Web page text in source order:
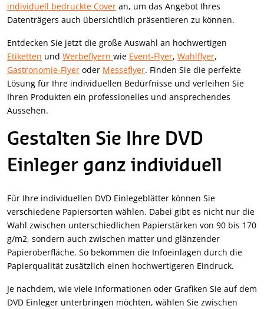
individuell bedruckte Cover an, um das Angebot Ihres
Datenträgers auch übersichtlich präsentieren zu können.
Entdecken Sie jetzt die große Auswahl an hochwertigen
Etiketten und Werbeflyern wie Event-Flyer, Wahlflyer,
Gastronomie-Flyer oder Messeflyer. Finden Sie die perfekte
Lösung für Ihre individuellen Bedürfnisse und verleihen Sie
Ihren Produkten ein professionelles und ansprechendes
Aussehen.
Gestalten Sie Ihre DVD
Einleger ganz individuell
Für Ihre individuellen DVD Einlegeblätter können Sie
verschiedene Papiersorten wählen. Dabei gibt es nicht nur die
Wahl zwischen unterschiedlichen Papierstärken von 90 bis 170
g/m2, sondern auch zwischen matter und glänzender
Papieroberfläche. So bekommen die Infoeinlagen durch die
Papierqualität zusätzlich einen hochwertigeren Eindruck.
Je nachdem, wie viele Informationen oder Grafiken Sie auf dem
DVD Einleger unterbringen möchten, wählen Sie zwischen